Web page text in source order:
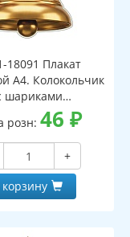
Плакат
А4. Колокольчик
шариками
ВД-лак)
розн:46₽
+